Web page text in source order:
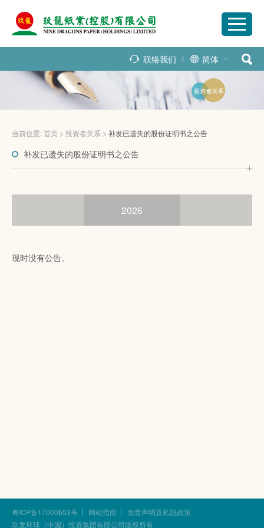
联络我们 简体
当前位置:首页 > 投资者关系 > 补发已遗失的股份证明书之公告
补发已遗失的股份证明书之公告
2026
现时没有公告。
粤ICP备17000653号 网站指南
免责声明及私隐政策
玖龙环球（中国）投资集团有限公司版权所有